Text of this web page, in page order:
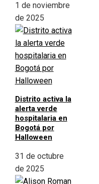
1 de noviembre
de 2025
Distrito activa la
alerta verde
hospitalaria en
Bogotá por
Halloween
31 de octubre
de 2025